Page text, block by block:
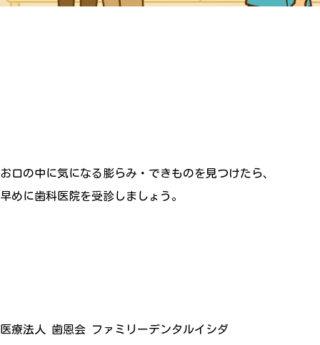
お口の中に気になる膨らみ・できものを見つけたら、
早めに歯科医院を受診しましょう。
医療法人 歯恩会 ファミリーデンタルイシダ